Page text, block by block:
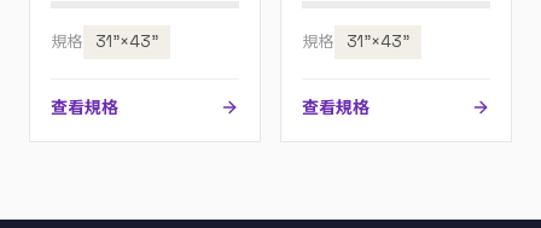
規格 31”×43”
查看規格
規格 31”×43”
查看規格